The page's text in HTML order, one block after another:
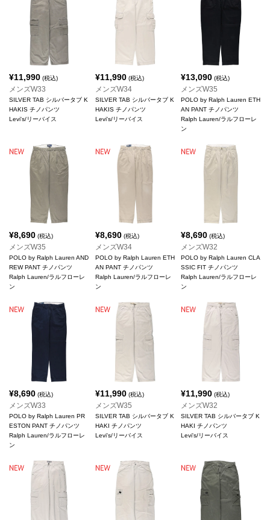
¥11,990 (税込)
メンズW33
SILVER TAB シルバータブ K
HAKIS チノパンツ
Levi's/リーバイス
¥11,990(税込)
メンズW34
SILVER TAB シルバータブ K
HAKIS チノパンツ
Levi's/リーバイス
¥13,090 (税込)
メンズW35
POLO by Ralph Lauren ETH
AN PANT チノパンツ
Ralph Lauren/ラルフローレ
ン
¥8,690 (税込)
メンズW35
POLO by Ralph Lauren AND
REW PANT チノパンツ
Ralph Lauren/ラルフローレ
ン
¥8,690(税込)
メンズW34
POLO by Ralph Lauren ETH
AN PANT チノパンツ
Ralph Lauren/ラルフローレ
ン
¥8,690 (税込)
メンズW32
POLO by Ralph Lauren CLA
SSIC FIT チノパンツ
Ralph Lauren/ラルフローレ
ン
¥8,690 (税込)
メンズW33
POLO by Ralph Lauren PR
ESTON PANT チノパンツ
Ralph Lauren/ラルフローレ
ン
¥11,990(税込)
メンズW35
SILVER TAB シルバータブ K
HAKI チノパンツ
Levi's/リーバイス
¥11,990 (税込)
メンズW32
SILVER TAB シルバータブ K
HAKI チノパンツ
Levi's/リーバイス